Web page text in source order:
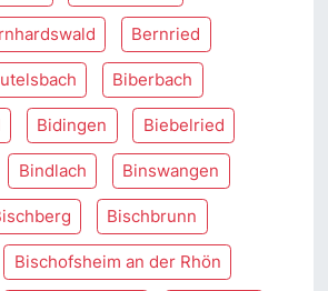
Bernried
Biberbach
Bidingen Biebelried
Bindlach Binswangen
Bischbrunn
Bischofsheim an der Rhön